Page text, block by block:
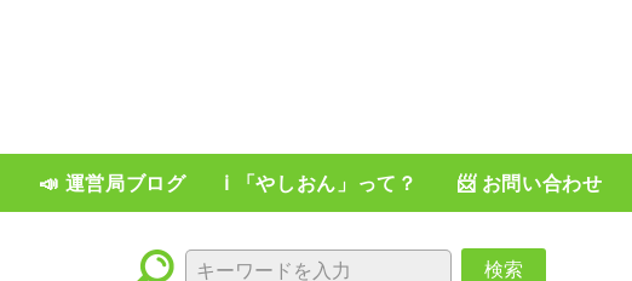
📣 運営局ブログ ℹ️ 「やしおん」って？ 📨 お問い合わせ
検索